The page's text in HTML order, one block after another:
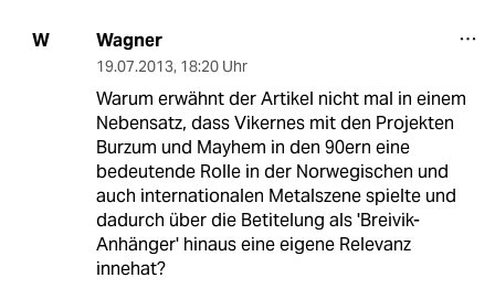
W Wagner
19.07.2013, 18:20 Uhr
Warum erwähnt der Artikel nicht mal in einem
Nebensatz, dass Vikernes mit den Projekten
Burzum und Mayhem in den 90ern eine
bedeutende Rolle in der Norwegischen und
auch internationalen Metalszene spielte und
dadurch über die Betitelung als 'Breivik-
Anhänger' hinaus eine eigene Relevanz
innehat?